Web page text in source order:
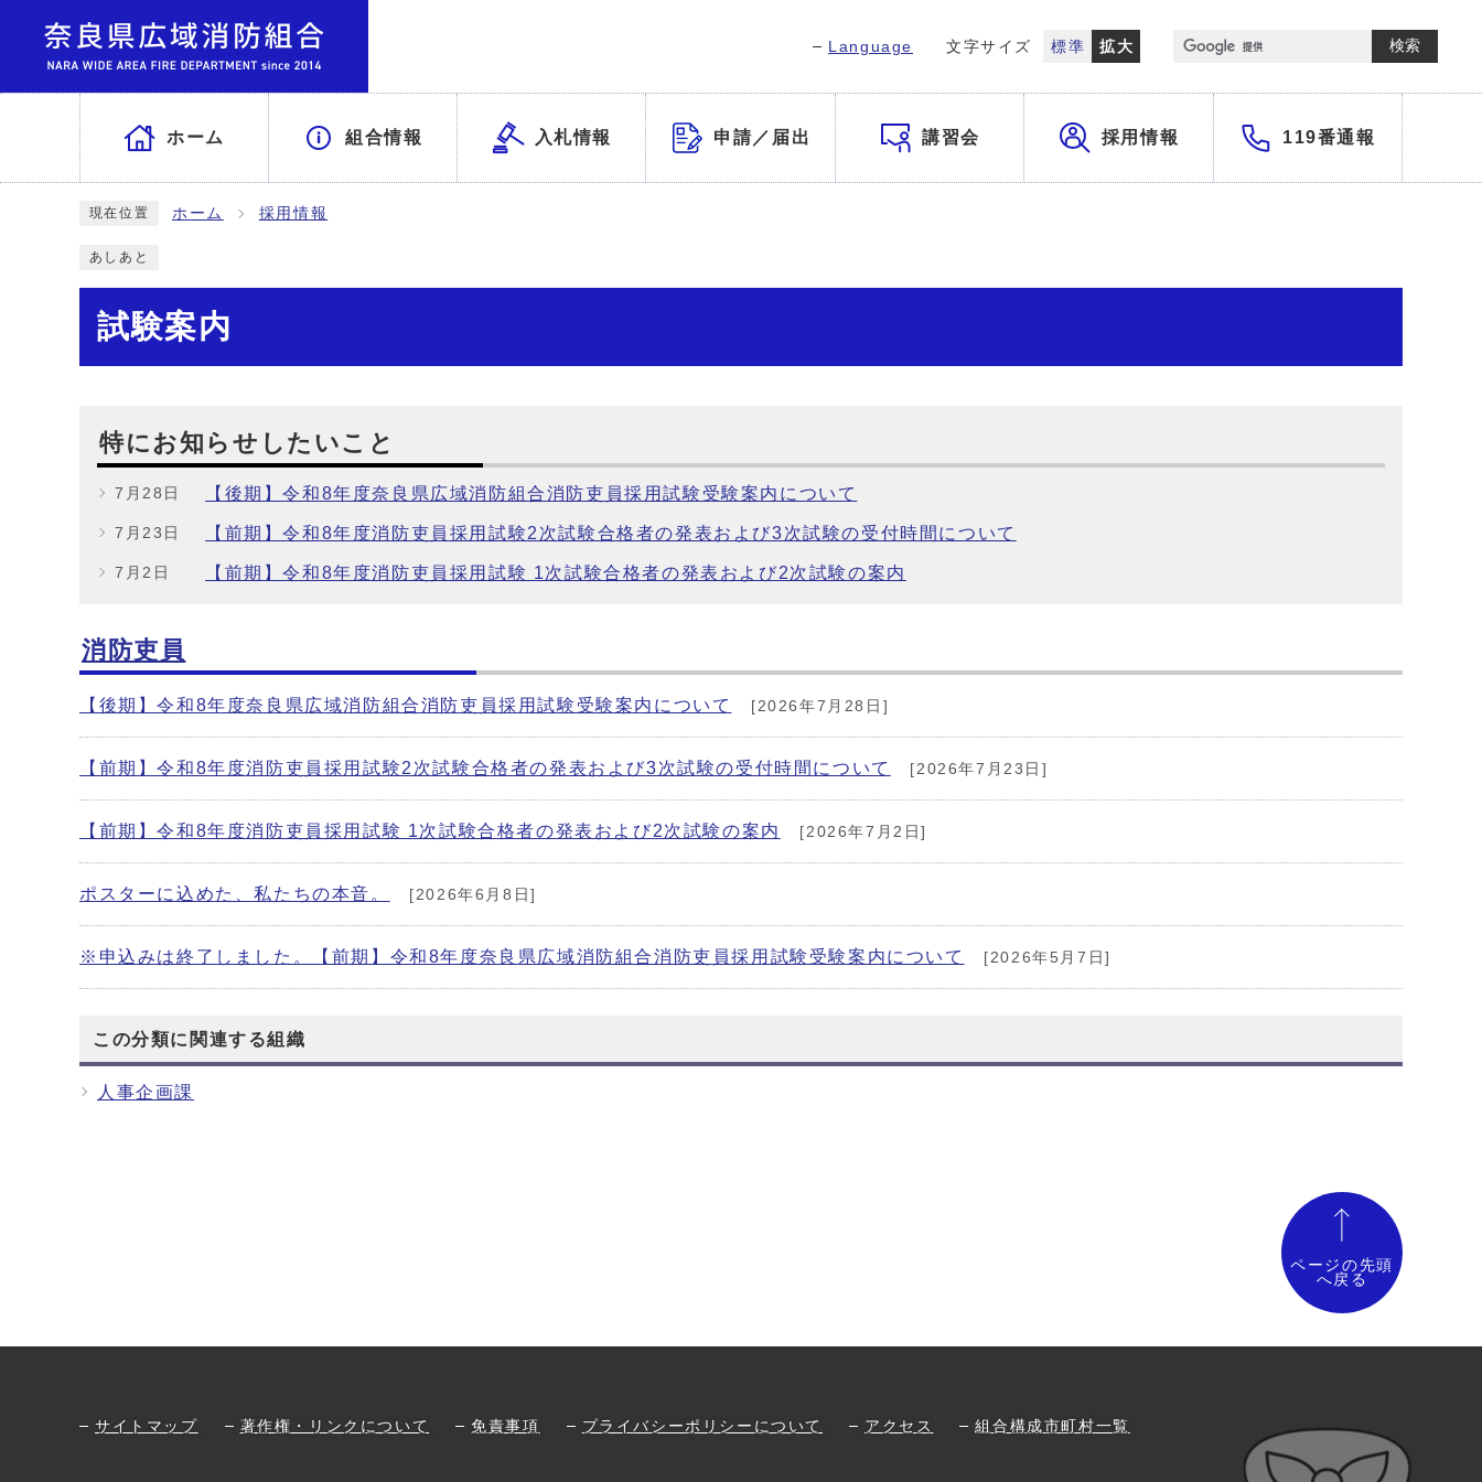
Language 文字サイズ 標準 拡大 検索
ホーム 組合情報 入札情報 申請／届出 講習会 採用情報 119番通報
現在位置 ホーム 採用情報
あしあと
試験案内
特にお知らせしたいこと
7月28日 【後期】令和8年度奈良県広域消防組合消防吏員採用試験受験案内について
7月23日 【前期】令和8年度消防吏員採用試験2次試験合格者の発表および3次試験の受付時間について
7月2日 【前期】令和8年度消防吏員採用試験 1次試験合格者の発表および2次試験の案内
消防吏員
【後期】令和8年度奈良県広域消防組合消防吏員採用試験受験案内について [2026年7月28日]
【前期】令和8年度消防吏員採用試験2次試験合格者の発表および3次試験の受付時間について [2026年7月23日]
【前期】令和8年度消防吏員採用試験 1次試験合格者の発表および2次試験の案内 [2026年7月2日]
ポスターに込めた、私たちの本音。 [2026年6月8日]
※申込みは終了しました。【前期】令和8年度奈良県広域消防組合消防吏員採用試験受験案内について [2026年5月7日]
この分類に関連する組織
人事企画課
ページの先頭
へ戻る
サイトマップ 著作権・リンクについて 免責事項 プライバシーポリシーについて アクセス 組合構成市町村一覧